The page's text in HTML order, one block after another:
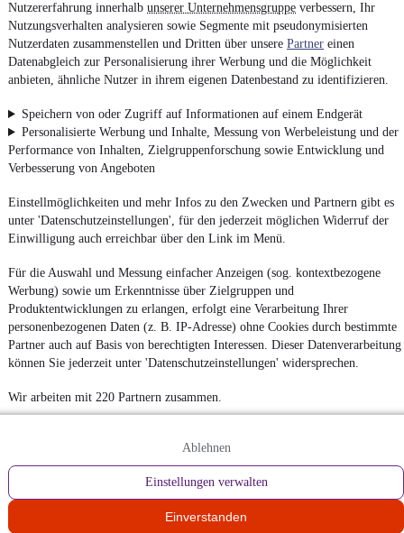
Nutzererfahrung innerhalb unserer Unternehmensgruppe verbessern, Ihr
Nutzungsverhalten analysieren sowie Segmente mit pseudonymisierten
Nutzerdaten zusammenstellen und Dritten über unsere Partner einen
Datenabgleich zur Personalisierung ihrer Werbung und die Möglichkeit
anbieten, ähnliche Nutzer in ihrem eigenen Datenbestand zu identifizieren.
Speichern von oder Zugriff auf Informationen auf einem Endgerät
Personalisierte Werbung und Inhalte, Messung von Werbeleistung und der
Performance von Inhalten, Zielgruppenforschung sowie Entwicklung und
Verbesserung von Angeboten
Einstellmöglichkeiten und mehr Infos zu den Zwecken und Partnern gibt es
unter 'Datenschutzeinstellungen', für den jederzeit möglichen Widerruf der
Einwilligung auch erreichbar über den Link im Menü.
Für die Auswahl und Messung einfacher Anzeigen (sog. kontextbezogene
Werbung) sowie um Erkenntnisse über Zielgruppen und
Produktentwicklungen zu erlangen, erfolgt eine Verarbeitung Ihrer
personenbezogenen Daten (z. B. IP-Adresse) ohne Cookies durch bestimmte
Partner auch auf Basis von berechtigten Interessen. Dieser Datenverarbeitung
können Sie jederzeit unter 'Datenschutzeinstellungen' widersprechen.
Wir arbeiten mit 220 Partnern zusammen.
Ablehnen
Einstellungen verwalten
Einverstanden